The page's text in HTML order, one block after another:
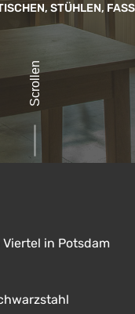
STÜHLEN,
Scrollen
in Potsdam